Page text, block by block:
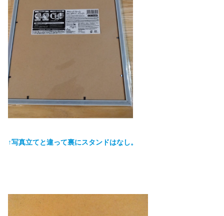
↑写真立てと違って裏にスタンドはなし。